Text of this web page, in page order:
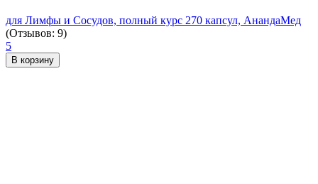
для Лимфы и Сосудов, полный курс 270 капсул, АнандаМед
(Отзывов: 9)
5
В корзину